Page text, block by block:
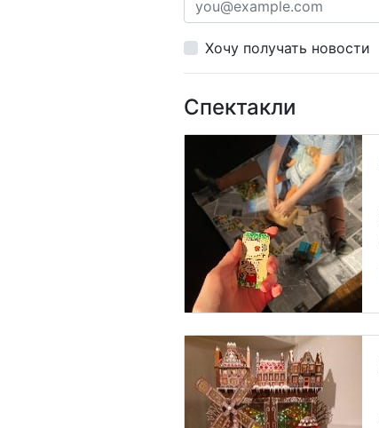
Хочу получать новости
Спектакли